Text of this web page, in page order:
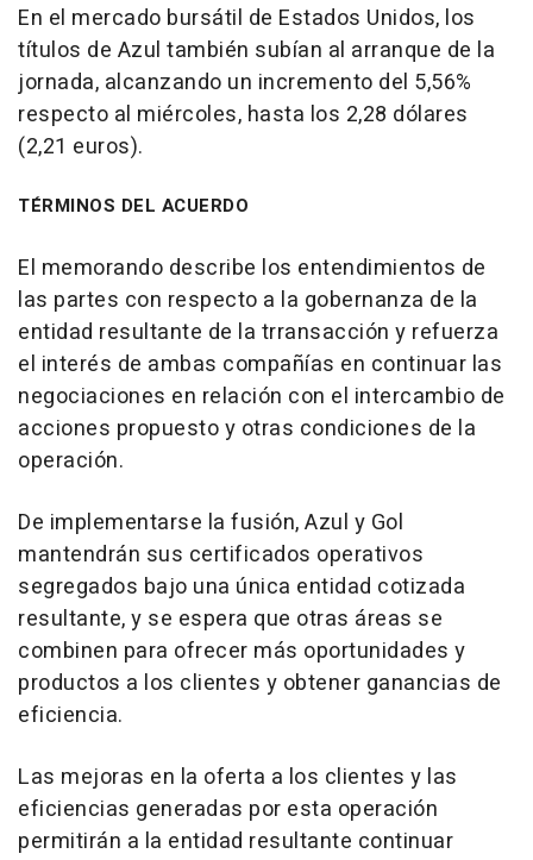
En el mercado bursátil de Estados Unidos, los
títulos de Azul también subían al arranque de la
jornada, alcanzando un incremento del 5,56%
respecto al miércoles, hasta los 2,28 dólares
(2,21 euros).
TÉRMINOS DEL ACUERDO
El memorando describe los entendimientos de
las partes con respecto a la gobernanza de la
entidad resultante de la trransacción y refuerza
el interés de ambas compañías en continuar las
negociaciones en relación con el intercambio de
acciones propuesto y otras condiciones de la
operación.
De implementarse la fusión, Azul y Gol
mantendrán sus certificados operativos
segregados bajo una única entidad cotizada
resultante, y se espera que otras áreas se
combinen para ofrecer más oportunidades y
productos a los clientes y obtener ganancias de
eficiencia.
Las mejoras en la oferta a los clientes y las
eficiencias generadas por esta operación
permitirán a la entidad resultante continuar